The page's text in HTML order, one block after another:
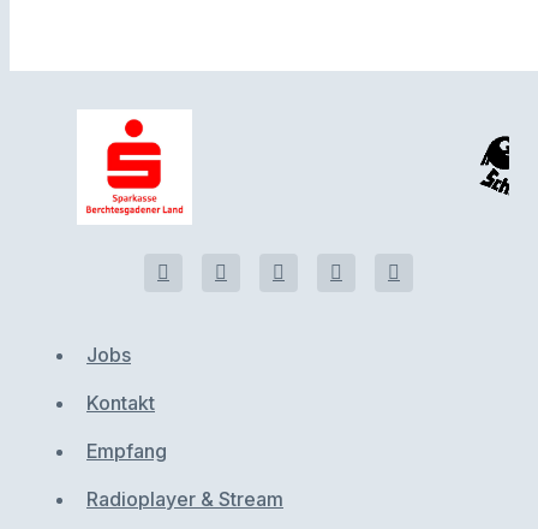
Jobs
Kontakt
Empfang
Radioplayer & Stream